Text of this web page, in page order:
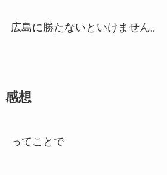
広島に勝たないといけません。
感想
ってことで